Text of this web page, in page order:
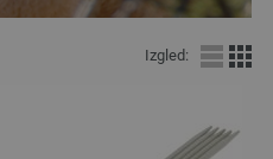
Izgled: